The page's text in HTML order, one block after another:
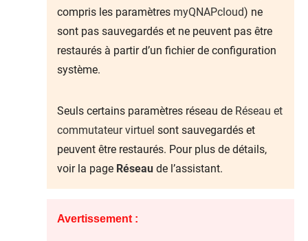
compris les paramètres myQNAPcloud) ne
sont pas sauvegardés et ne peuvent pas être
restaurés à partir d’un fichier de configuration
système.
Seuls certains paramètres réseau de Réseau et
commutateur virtuel sont sauvegardés et
peuvent être restaurés. Pour plus de détails,
voir la page Réseau de l’assistant.
Avertissement :